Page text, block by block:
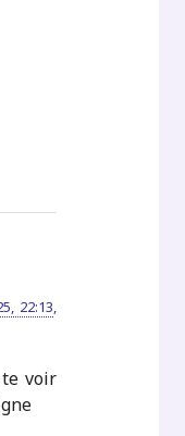
22:13,
voir